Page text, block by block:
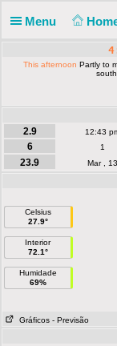
Menu
This afternoon Partly to
2.9
12:43
6
1
23.9
Mar , 13
Celsius
27.9°
Interior
72.1°
Humidade
69%
Gráficos - Previsão